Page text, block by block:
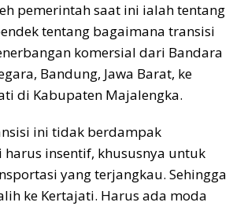
pemerintah saat ini ialah tentang
tentang bagaimana transisi
komersial dari Bandara
Bandung, Jawa Barat, ke
di Kabupaten Majalengka.
ini tidak berdampak
harus insentif, khususnya untuk
yang terjangkau. Sehingga
ke Kertajati. Harus ada moda